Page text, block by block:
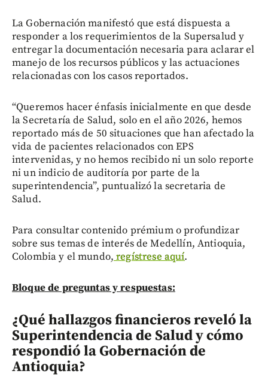
La Gobernación manifestó que está dispuesta a
responder a los requerimientos de la Supersalud y
entregar la documentación necesaria para aclarar el
manejo de los recursos públicos y las actuaciones
relacionadas con los casos reportados.
“Queremos hacer énfasis inicialmente en que desde
la Secretaría de Salud, solo en el año 2026, hemos
reportado más de 50 situaciones que han afectado la
vida de pacientes relacionados con EPS
intervenidas, y no hemos recibido ni un solo reporte
ni un indicio de auditoría por parte de la
superintendencia”, puntualizó la secretaria de
Salud.
Para consultar contenido prémium o profundizar
sobre sus temas de interés de Medellín, Antioquia,
Colombia y el mundo, regístrese aquí.
Bloque de preguntas y respuestas:
¿Qué hallazgos financieros reveló la
Superintendencia de Salud y cómo
respondió la Gobernación de
Antioquia?